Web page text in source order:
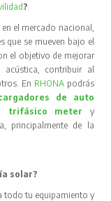
?
el mercado nacional,
que se mueven bajo el
el objetivo de mejorar
contribuir al
En RHONA podrás
de auto
trifásico meter
y
principalmente de la
solar?
todo tu equipamiento y